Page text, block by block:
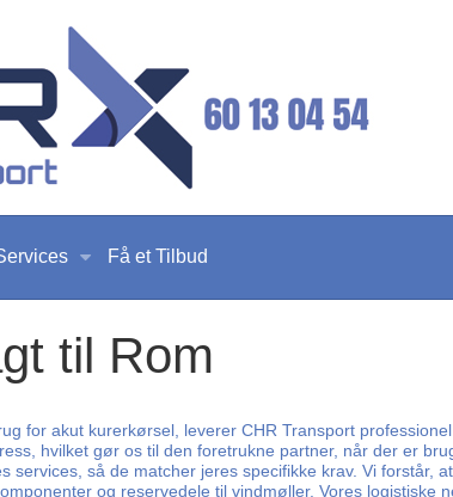
Få et Tilbud
til Rom
for akut kurerkørsel, leverer CHR Transport
hvilket gør os til den foretrukne partner, når der er
services, så de matcher jeres specifikke krav. Vi forstår,
og reservedele til vindmøller. Vores